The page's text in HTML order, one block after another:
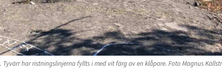
har ristningslinjerna fyllts i med vit färg av en klåpare. Foto Magnus